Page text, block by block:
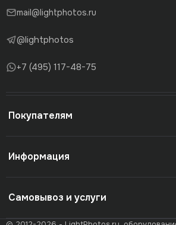
mail@lightphotos.ru
@lightphotos
+7 (495) 117-48-75
Покупателям
Информация
Самовывоз и услуги